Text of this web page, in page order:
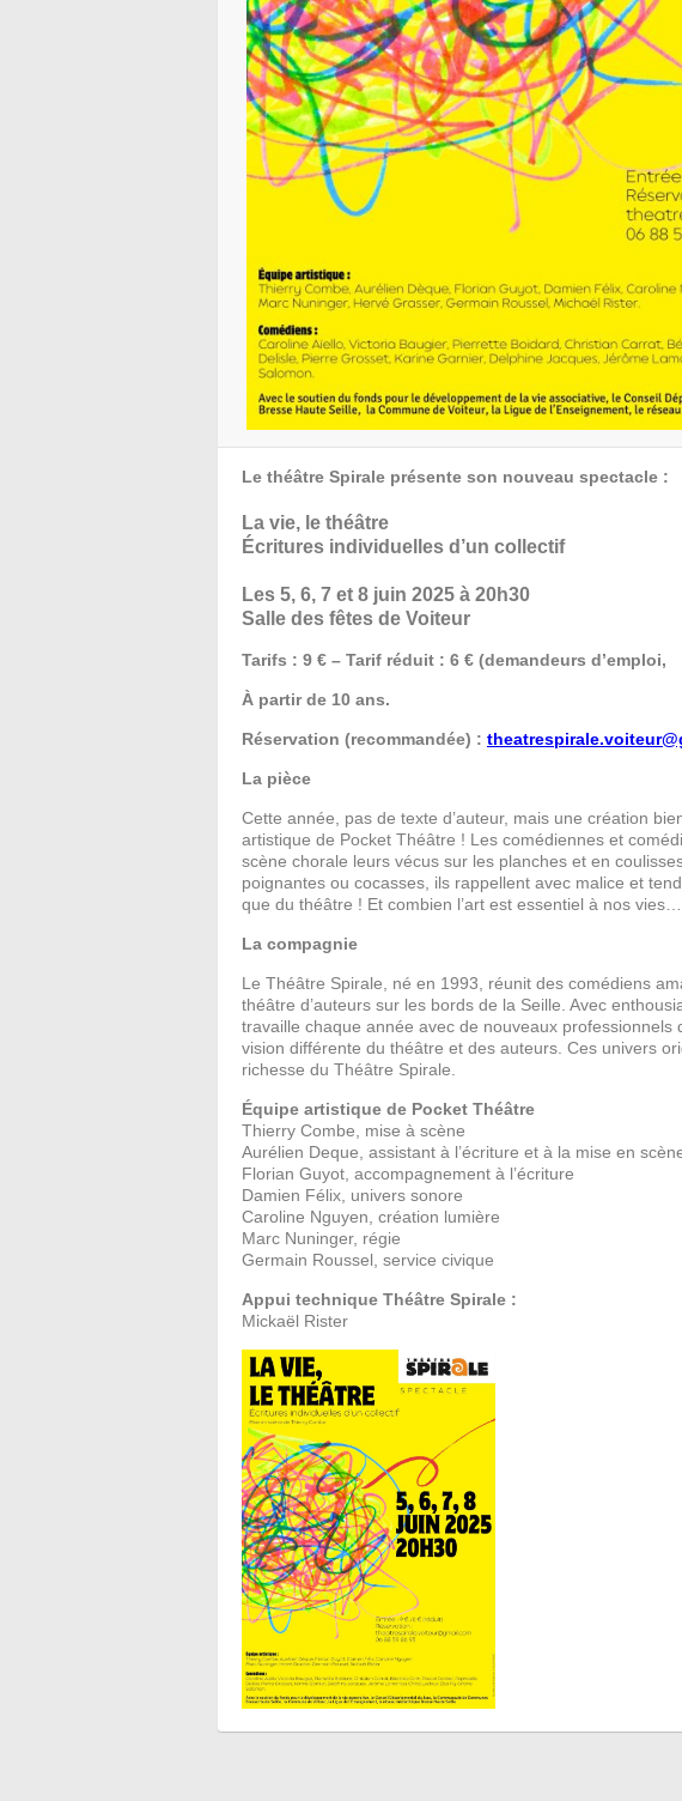
Le théâtre Spirale présente son nouveau spectacle :
La vie, le théâtre
Écritures individuelles d’un collectif
Les 5, 6, 7 et 8 juin 2025 à 20h30
Salle des fêtes de Voiteur
Tarifs : 9 € – Tarif réduit : 6 € (demandeurs d’emploi,
À partir de 10 ans.
Réservation (recommandée) :
La pièce
Cette année, pas de texte d’auteur, mais une création
artistique de Pocket Théâtre ! Les comédiennes et
scène chorale leurs vécus sur les planches et en
poignantes ou cocasses, ils rappellent avec malice et
que du théâtre ! Et combien l’art est essentiel à nos vies…
La compagnie
Le Théâtre Spirale, né en 1993, réunit des comédiens
théâtre d’auteurs sur les bords de la Seille. Avec
travaille chaque année avec de nouveaux professionnels
vision différente du théâtre et des auteurs. Ces univers
richesse du Théâtre Spirale.
Équipe artistique de Pocket Théâtre
Thierry Combe, mise à scène
Aurélien Deque, assistant à l’écriture et à la mise en
Florian Guyot, accompagnement à l’écriture
Damien Félix, univers sonore
Caroline Nguyen, création lumière
Marc Nuninger, régie
Germain Roussel, service civique
Appui technique Théâtre Spirale :
Mickaël Rister